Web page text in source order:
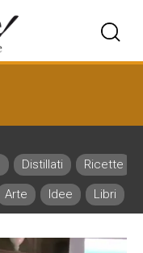
Distillati Ricette
Arte Idee Libri